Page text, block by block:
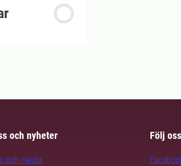
och nyheter
och media
Följ oss